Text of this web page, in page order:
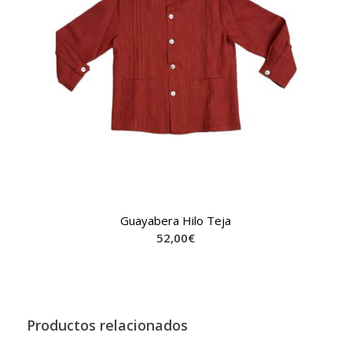
Guayabera Hilo Teja
52,00€
Productos relacionados